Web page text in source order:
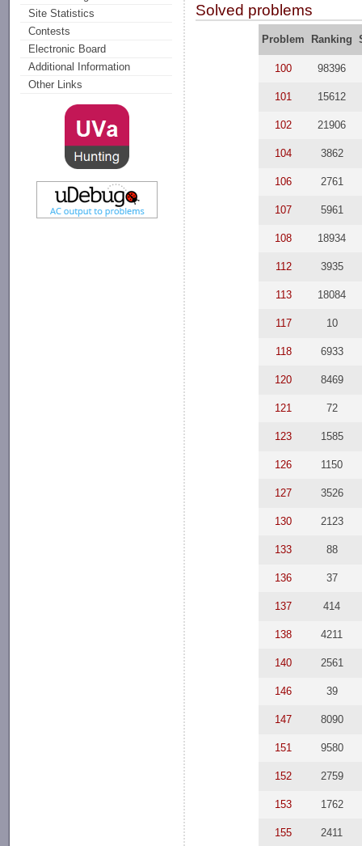
Site Statistics
Contests
Electronic Board
Additional Information
Other Links
Solved problems
Problem Ranking
100 98396
101 15612
102 21906
104 3862
106 2761
107 5961
108 18934
112 3935
113 18084
117 10
118 6933
120 8469
121 72
123 1585
126 1150
127 3526
130 2123
133 88
136 37
137 414
138 4211
140 2561
146 39
147 8090
151 9580
152 2759
153 1762
155 2411